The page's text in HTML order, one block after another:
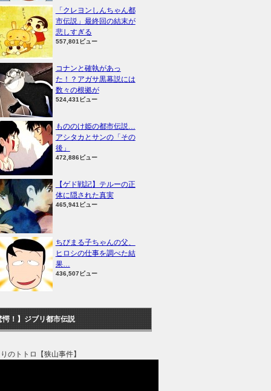
「クレヨンしんちゃん都
市伝説」最終回の結末が
悲しすぎる
557,801ビュー
コナンと確執があっ
た！？アガサ黒幕説には
数々の根拠が
524,431ビュー
もののけ姫の都市伝説…
アシタカとサンの「その
後」
472,886ビュー
【ゲド戦記】テルーの正
体に隠された真実
465,941ビュー
ちびまる子ちゃんの父、
ヒロシの仕事を調べた結
果…
436,507ビュー
愕！】ジブリ都市伝説
のトトロ【狭山事件】